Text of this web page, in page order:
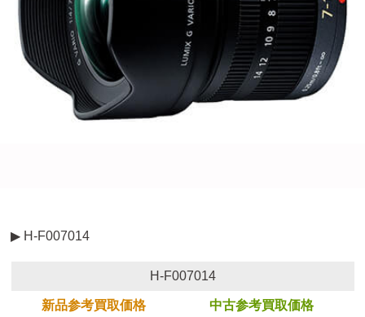
▶ H-F007014
H-F007014
新品参考買取価格 中古参考買取価格